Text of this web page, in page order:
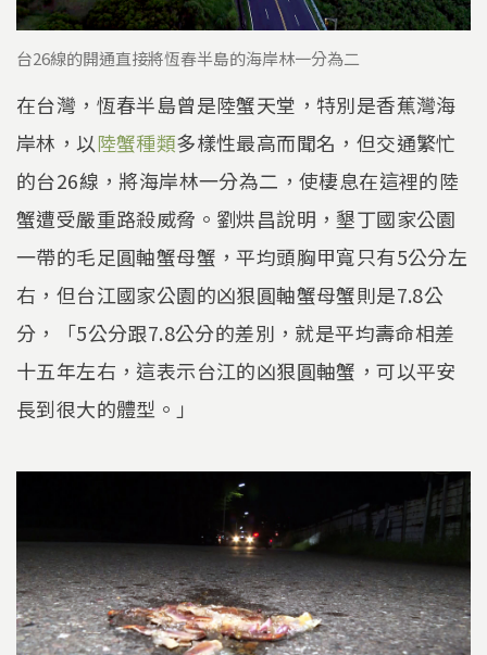
台26線的開通直接將恆春半島的海岸林一分為二
在台灣，恆春半島曾是陸蟹天堂，特別是香蕉灣海
岸林，以陸蟹種類多樣性最高而聞名，但交通繁忙
的台26線，將海岸林一分為二，使棲息在這裡的陸
蟹遭受嚴重路殺威脅。劉烘昌說明，墾丁國家公園
一帶的毛足圓軸蟹母蟹，平均頭胸甲寬只有5公分左
右，但台江國家公園的凶狠圓軸蟹母蟹則是7.8公
分，「5公分跟7.8公分的差別，就是平均壽命相差
十五年左右，這表示台江的凶狠圓軸蟹，可以平安
長到很大的體型。」